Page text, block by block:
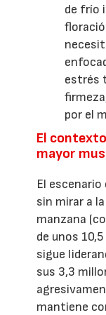
de frío
estrés
por el
El
mayor
El
sin mirar a
manzana
de unos
sigue
sus 3,3
mantiene